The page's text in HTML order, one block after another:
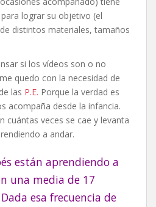
lograr su objetivo (el
distintos materiales, tamaños
si los vídeos son o no
quedo con la necesidad de
las P.E. Porque la verdad es
acompaña desde la infancia.
cuántas veces se cae y levanta
a andar.
están aprendiendo a
una media de 17
esa frecuencia de